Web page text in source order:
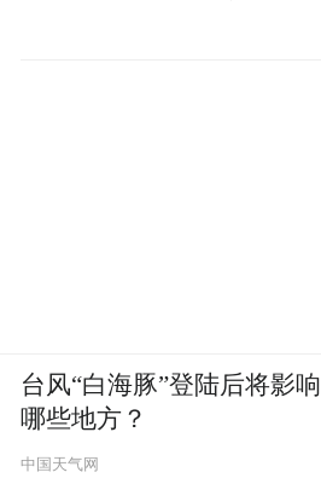
台风“白海豚”登陆后将影响
哪些地方？
中国天气网